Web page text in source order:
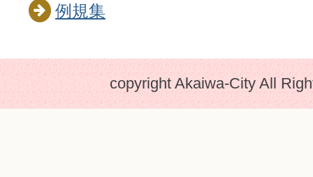
例規集
copyright Akaiwa-City All